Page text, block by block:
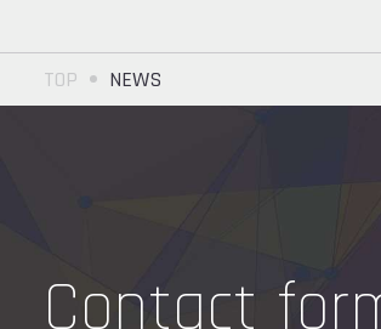
TOP NEWS
Contact